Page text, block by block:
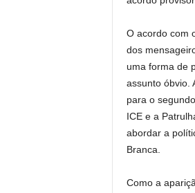
O acordo com
dos
uma forma de
assunto óbvio.
para o
ICE e a
abordar a
Branca.
Como a